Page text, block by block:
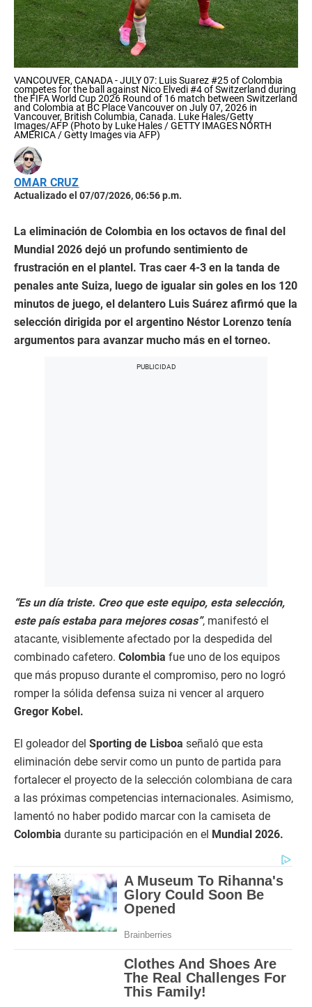
VANCOUVER, CANADA - JULY 07: Luis Suarez #25 of Colombia
competes for the ball against Nico Elvedi #4 of Switzerland during
the FIFA World Cup 2026 Round of 16 match between Switzerland
and Colombia at BC Place Vancouver on July 07, 2026 in
Vancouver, British Columbia, Canada. Luke Hales/Getty
Images/AFP (Photo by Luke Hales / GETTY IMAGES NORTH
AMERICA / Getty Images via AFP)
OMAR CRUZ
Actualizado el 07/07/2026, 06:56 p.m.
La eliminación de Colombia en los octavos de final del
Mundial 2026 dejó un profundo sentimiento de
frustración en el plantel. Tras caer 4-3 en la tanda de
penales ante Suiza, luego de igualar sin goles en los 120
minutos de juego, el delantero Luis Suárez afirmó que la
selección dirigida por el argentino Néstor Lorenzo tenía
argumentos para avanzar mucho más en el torneo.
“Es un día triste. Creo que este equipo, esta selección,
este país estaba para mejores cosas”, manifestó el
atacante, visiblemente afectado por la despedida del
combinado cafetero. Colombia fue uno de los equipos
que más propuso durante el compromiso, pero no logró
romper la sólida defensa suiza ni vencer al arquero
Gregor Kobel.
El goleador del Sporting de Lisboa señaló que esta
eliminación debe servir como un punto de partida para
fortalecer el proyecto de la selección colombiana de cara
a las próximas competencias internacionales. Asimismo,
lamentó no haber podido marcar con la camiseta de
Colombia durante su participación en el Mundial 2026.